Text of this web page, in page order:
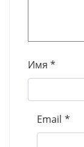
Имя *
Email *